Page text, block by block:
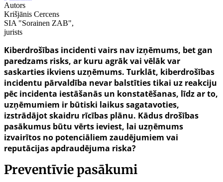
Autors
Krišjānis Cercens
SIA "Sorainen ZAB",
jurists
Kiberdrošības incidenti vairs nav izņēmums, bet gan
paredzams risks, ar kuru agrāk vai vēlāk var
saskarties ikviens uzņēmums. Turklāt, kiberdrošības
incidentu pārvaldība nevar balstīties tikai uz reakciju
pēc incidenta iestāšanās un konstatēšanas, līdz ar to,
uzņēmumiem ir būtiski laikus sagatavoties,
izstrādājot skaidru rīcības plānu. Kādus drošības
pasākumus būtu vērts ieviest, lai uzņēmums
izvairītos no potenciāliem zaudējumiem vai
reputācijas apdraudējuma riska?
Preventīvie pasākumi